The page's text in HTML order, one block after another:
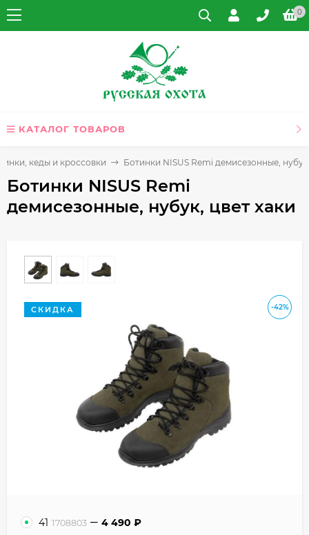
0
КАТАЛОГ ТОВАРОВ
кеды и кроссовки Ботинки NISUS Remi демисезонные,
Ботинки NISUS Remi
демисезонные, нубук, цвет хаки
-42%
СКИДКА
41 1708803 4 490 ₽